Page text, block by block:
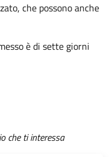
che possono anche
è di sette giorni
che ti interessa